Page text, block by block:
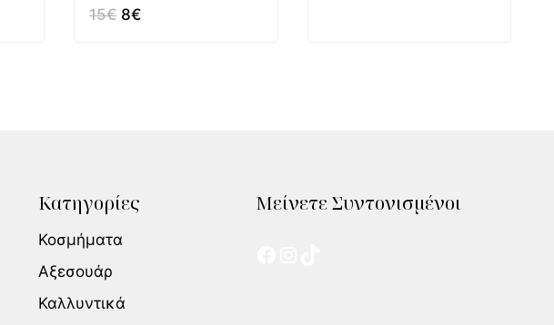
15€ 8€
Κατηγορίες
Κοσμήματα
Αξεσουάρ
Καλλυντικά
Μείνετε Συντονισμένοι